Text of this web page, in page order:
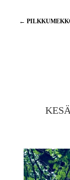
Artikkelien
←